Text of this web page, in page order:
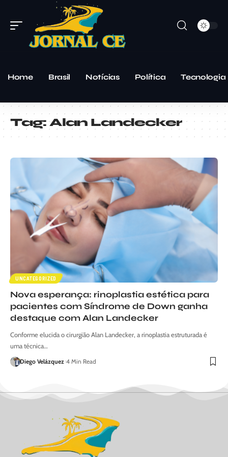
Home Brasil Notícias Política Tecnologia
Tag:Alan Landecker
UNCATEGORIZED
Nova esperança: rinoplastia estética para
pacientes com Síndrome de Down ganha
destaque com Alan Landecker
Conforme elucida o cirurgião Alan Landecker, a rinoplastia estruturada é
uma técnica…
Diego Velázquez 4 Min Read